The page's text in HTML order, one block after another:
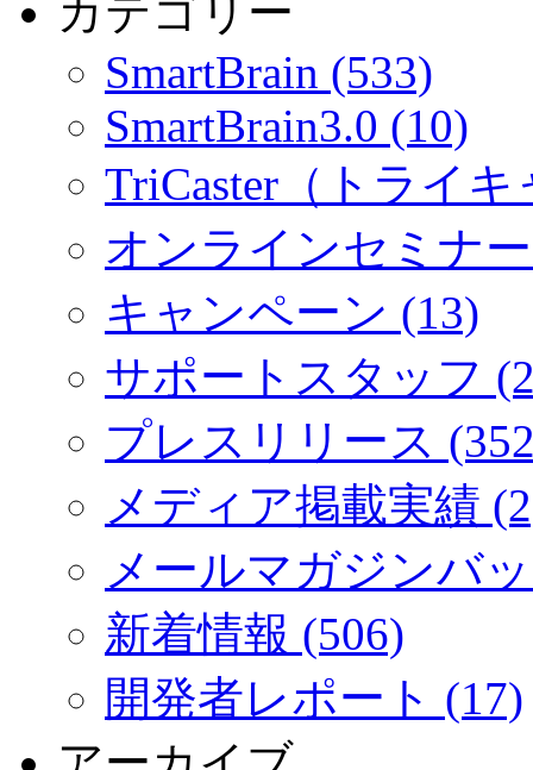
カテゴリー
SmartBrain (533)
SmartBrain3.0 (10)
TriCaster（トライ
オンラインセミナ
キャンペーン (13)
サポートスタッフ
プレスリリース
メディア掲載実績
メールマガジンバ
新着情報 (506)
開発者レポート (17)